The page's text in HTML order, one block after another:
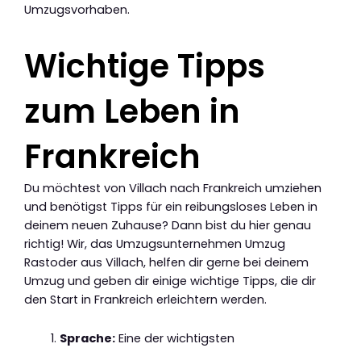
Umzugsvorhaben.
Wichtige Tipps
zum Leben in
Frankreich
Du möchtest von Villach nach Frankreich umziehen
und benötigst Tipps für ein reibungsloses Leben in
deinem neuen Zuhause? Dann bist du hier genau
richtig! Wir, das Umzugsunternehmen Umzug
Rastoder aus Villach, helfen dir gerne bei deinem
Umzug und geben dir einige wichtige Tipps, die dir
den Start in Frankreich erleichtern werden.
Sprache:Eine der wichtigsten